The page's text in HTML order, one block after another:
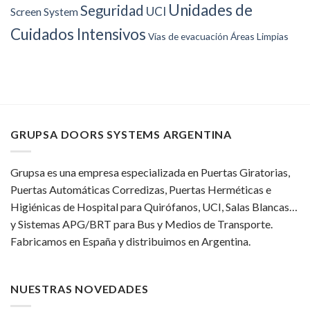
Screen SystemSeguridad UCI Unidades de
Cuidados Intensivos Vías de evacuación Áreas Limpias
GRUPSA DOORS SYSTEMS ARGENTINA
Grupsa es una empresa especializada en Puertas Giratorias,
Puertas Automáticas Corredizas, Puertas Herméticas e
Higiénicas de Hospital para Quirófanos, UCI, Salas Blancas…
y Sistemas APG/BRT para Bus y Medios de Transporte.
Fabricamos en España y distribuimos en Argentina.
NUESTRAS NOVEDADES